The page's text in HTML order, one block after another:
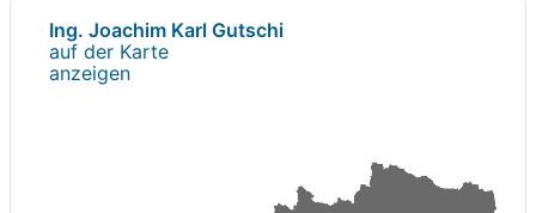
Ing. Joachim Karl Gutschi
auf der Karte
anzeigen